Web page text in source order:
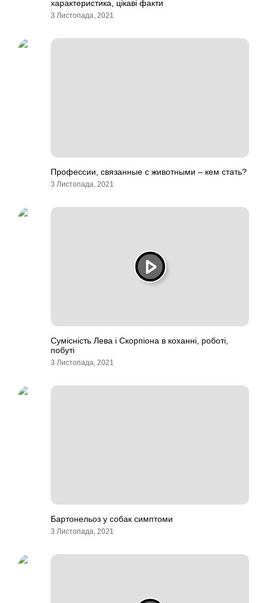
характеристика, цікаві факти
3 Листопада, 2021
Профессии, связанные с животными – кем стать?
3 Листопада, 2021
Сумісність Лева і Скорпіона в коханні, роботі,
побуті
3 Листопада, 2021
Бартонельоз у собак симптоми
3 Листопада, 2021